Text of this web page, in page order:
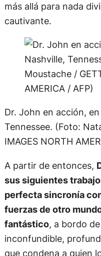
más allá para nada
cautivante.
Dr. John en acción,
Tennessee. (Foto:
IMAGES NORTH
A partir de entonces,
sus siguientes
perfecta sincronía
fuerzas de otro
fantástico, a bordo
inconfundible,
que condena a quien